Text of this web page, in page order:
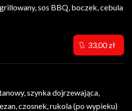
sos BBQ, boczek, cebula
szynka dojrzewająca,
czosnek, rukola (po wypieku)